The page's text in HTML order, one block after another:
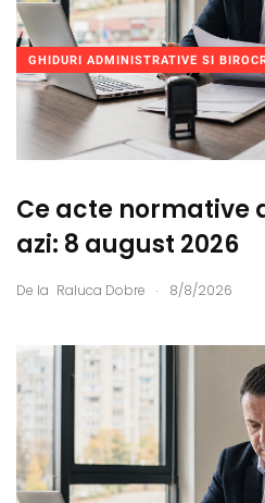
GHIDURI ADMINISTRATIVE SI
Ce acte normative
azi: 8 august 2026
De la Raluca Dobre . 8/8/2026